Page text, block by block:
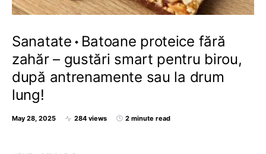
Sanatate
Batoane proteice fără
zahăr – gustări smart pentru birou,
după antrenamente sau la drum
lung!
May 28, 2025 284 views 2 minute read